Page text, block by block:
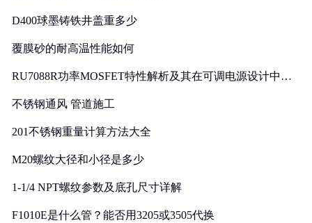
D400球墨铸铁井盖重多少
覆膜砂的耐高温性能如何
RU7088R功率MOSFET特性解析及其在可调电源设计中的
不锈钢通风 管道施工
201不锈钢重量计算方法大全
M20螺纹大径和小径是多少
1-1/4 NPT螺纹参数及底孔尺寸详解
F1010E是什么管？能否用3205或3505代换